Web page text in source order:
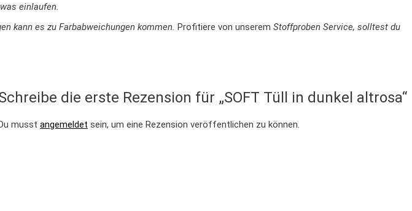
einlaufen.
kann es zu Farbabweichungen kommen. Profitiere von unserem Stoffproben Service, solltest du
die erste Rezension für „SOFT Tüll in dunkel altrosa“
musst angemeldet sein, um eine Rezension veröffentlichen zu können.